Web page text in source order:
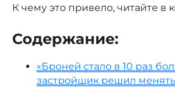
К чему это привело, читайте в
Содержание:
«Броней стало в 10 раз
застройщик решил